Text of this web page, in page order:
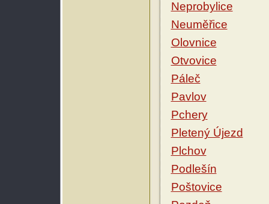
Neprobylice
Neuměřice
Olovnice
Otvovice
Páleč
Pavlov
Pchery
Pletený Újezd
Plchov
Podlešín
Poštovice